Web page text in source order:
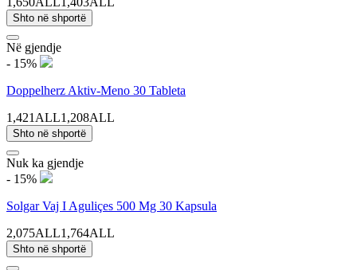
Shto në shportë
Në gjendje
- 15%
Doppelherz Aktiv-Meno 30 Tableta
1,421ALL1,208ALL
Shto në shportë
Nuk ka gjendje
- 15%
Solgar Vaj I Aguliçes 500 Mg 30 Kapsula
2,075ALL1,764ALL
Shto në shportë